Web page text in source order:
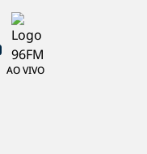
AO VIVO